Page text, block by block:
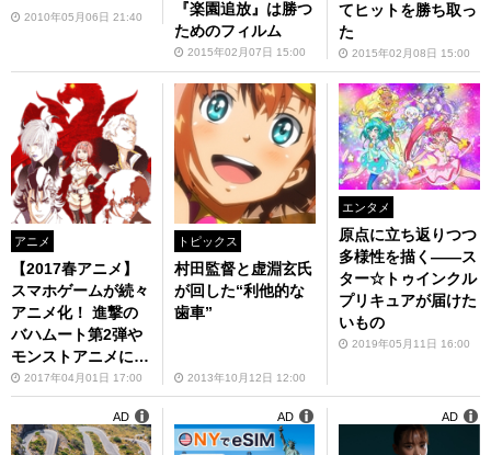
2010年05月06日 21:40
『楽園追放』は勝つ
ためのフィルム
2015年02月07日 15:00
てヒットを勝ち取っ
た
2015年02月08日 15:00
アニメ
【2017春アニメ】
スマホゲームが続々
アニメ化！ 進撃の
バハムート第2弾や
モンストアニメに注
目！2017年04月01日 17:00
トピックス
村田監督と虚淵玄氏
が回した“利他的な
歯車”
2013年10月12日 12:00
エンタメ
原点に立ち返りつつ
多様性を描く――ス
ター☆トゥインクル
プリキュアが届けた
いもの
2019年05月11日 16:00
AD AD AD